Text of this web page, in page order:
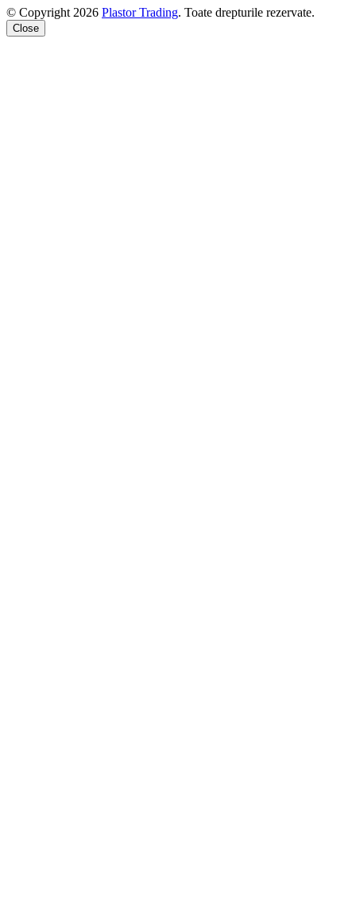
© Copyright 2026 Plastor Trading. Toate drepturile rezervate.
Close